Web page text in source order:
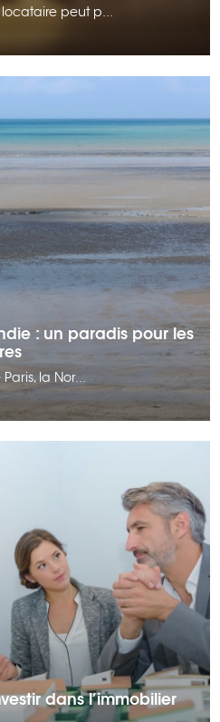
peut p...
: un paradis pour les
la Nor...
dans l’immobilier